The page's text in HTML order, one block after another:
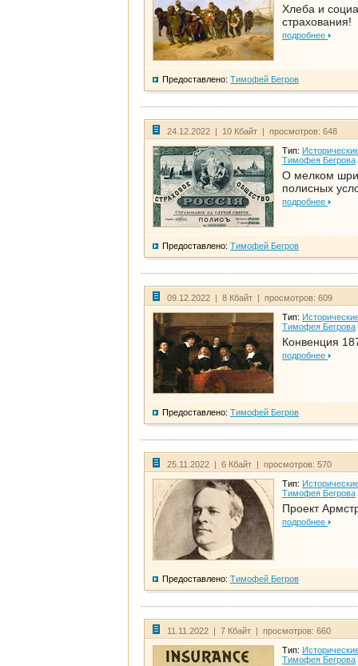
Хлеба и
страхования!
подробнее
Предоставлено: Тимофей Бегров
24.12.2022 | 10 Кбайт | просмотров: 648
Тип:
Тимофея Бегрова
О мелком
полисных
подробнее
Предоставлено: Тимофей Бегров
09.12.2022 | 8 Кбайт | просмотров: 609
Тип:
Тимофея Бегрова
Конвенция
подробнее
Предоставлено: Тимофей Бегров
25.11.2022 | 6 Кбайт | просмотров: 570
Тип:
Тимофея Бегрова
Проект
подробнее
Предоставлено: Тимофей Бегров
11.11.2022 | 7 Кбайт | просмотров: 660
Тип:
Тимофея Бегрова